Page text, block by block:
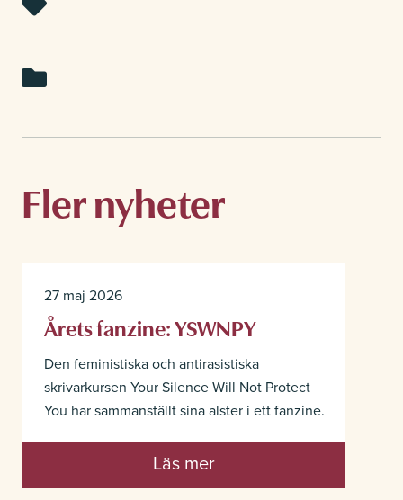
Om Kvinnofolkhögskolan
Fler nyheter
27 maj 2026
Årets fanzine: YSWNPY
Den feministiska och antirasistiska
skrivarkursen Your Silence Will Not Protect
You har sammanställt sina alster i ett fanzine.
Läs mer